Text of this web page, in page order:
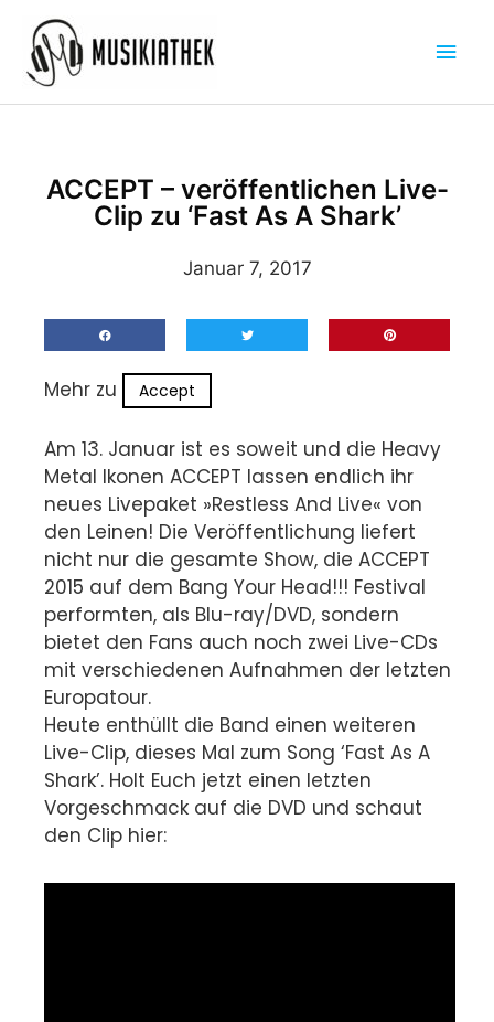
Inhalt
springen
ACCEPT – veröffentlichen Live-
Clip zu ‘Fast As A Shark’
Januar 7, 2017
Mehr zu Accept
Am 13. Januar ist es soweit und die Heavy
Metal Ikonen ACCEPT lassen endlich ihr
neues Livepaket »Restless And Live« von
den Leinen! Die Veröffentlichung liefert
nicht nur die gesamte Show, die ACCEPT
2015 auf dem Bang Your Head!!! Festival
performten, als Blu-ray/DVD, sondern
bietet den Fans auch noch zwei Live-CDs
mit verschiedenen Aufnahmen der letzten
Europatour.
Heute enthüllt die Band einen weiteren
Live-Clip, dieses Mal zum Song ‘Fast As A
Shark’. Holt Euch jetzt einen letzten
Vorgeschmack auf die DVD und schaut
den Clip hier: